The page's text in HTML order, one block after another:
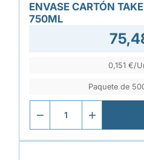
ENVASE CARTÓN
750ML
0,151 €/
Paquete de